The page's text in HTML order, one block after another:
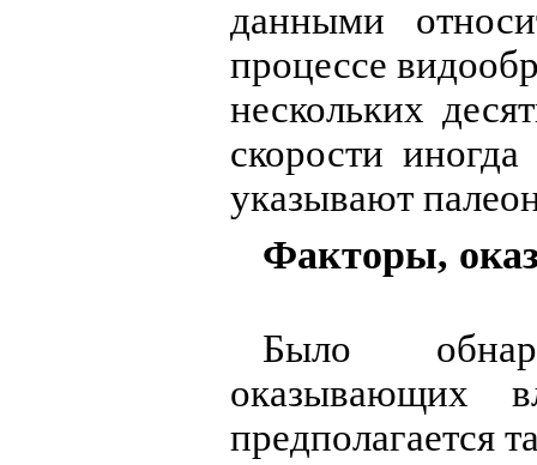
данными
процессе
нескольких
скорости
указывают
Факторы,
Было
оказывающих
предполагается